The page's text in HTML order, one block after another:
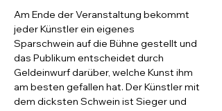
Am Ende der Veranstaltung bekommt
jeder Künstler ein eigenes
Sparschwein auf die Bühne gestellt und
das Publikum entscheidet durch
Geldeinwurf darüber, welche Kunst ihm
am besten gefallen hat. Der Künstler mit
dem dicksten Schwein ist Sieger und